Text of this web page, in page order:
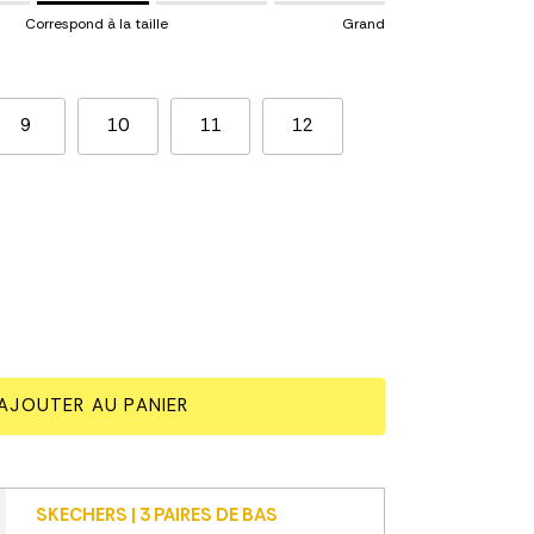
for "" is 3.
Correspond à la taille Grand
9 10 11 12
AU PANIER
SKECHERS | 3 PAIRES DE BAS